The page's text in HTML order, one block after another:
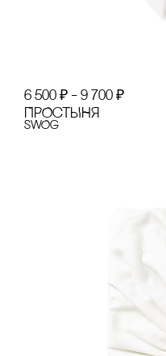
6 500 ₽ – 9 700 ₽
ПРОсТЫНЯ
SWOg